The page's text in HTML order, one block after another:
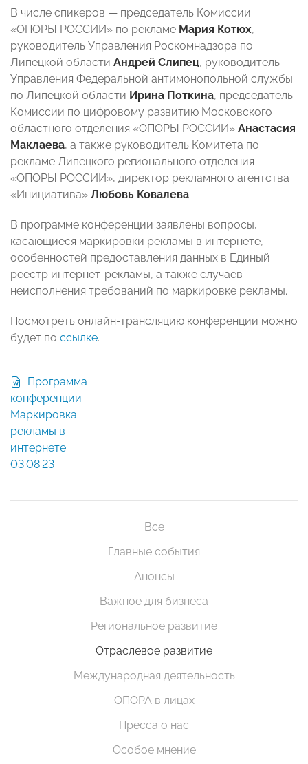
В числе спикеров — председатель Комиссии
«ОПОРЫ РОССИИ» по рекламе Мария Котюх,
руководитель Управления Роскомнадзора по
Липецкой области Андрей Слипец, руководитель
Управления Федеральной антимонопольной службы
по Липецкой области Ирина Поткина, председатель
Комиссии по цифровому развитию Московского
областного отделения «ОПОРЫ РОССИИ» Анастасия
Маклаева, а также руководитель Комитета по
рекламе Липецкого регионального отделения
«ОПОРЫ РОССИИ», директор рекламного агентства
«Инициатива» Любовь Ковалева.
В программе конференции заявлены вопросы,
касающиеся маркировки рекламы в интернете,
особенностей предоставления данных в Единый
реестр интернет-рекламы, а также случаев
неисполнения требований по маркировке рекламы.
Посмотреть онлайн-трансляцию конференции можно
будет по ссылке.
конференции
Маркировка
рекламы в
интернете
03.08.23
Все
Главные события
Анонсы
Важное для бизнеса
Региональное развитие
Отраслевое развитие
Международная деятельность
ОПОРА в лицах
Пресса о нас
Особое мнение